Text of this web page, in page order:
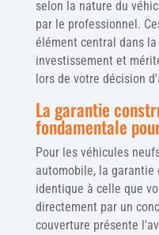
selon la nature du
par le professionnel.
élément central dans
investissement et
lors de votre décision
La garantie
fondamentale
Pour les véhicules
automobile, la garantie
identique à celle que
directement par un
couverture présente